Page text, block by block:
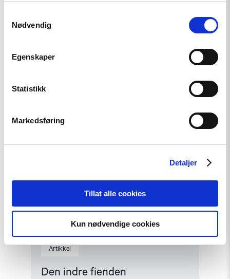
Nødvendig
Egenskaper
Statistikk
Markedsføring
Detaljer
Tillat alle cookies
Kun nødvendige cookies
Artikkel
Den indre fienden